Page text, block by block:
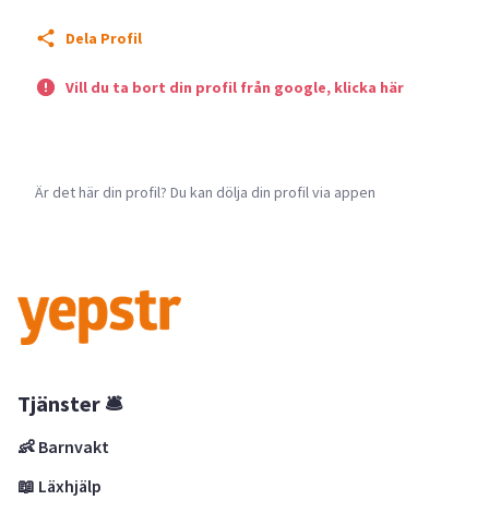
Dela Profil
Vill du ta bort din profil från google, klicka här
Är det här din profil? Du kan dölja din profil via appen
Tjänster 🛎
👶 Barnvakt
📖 Läxhjälp